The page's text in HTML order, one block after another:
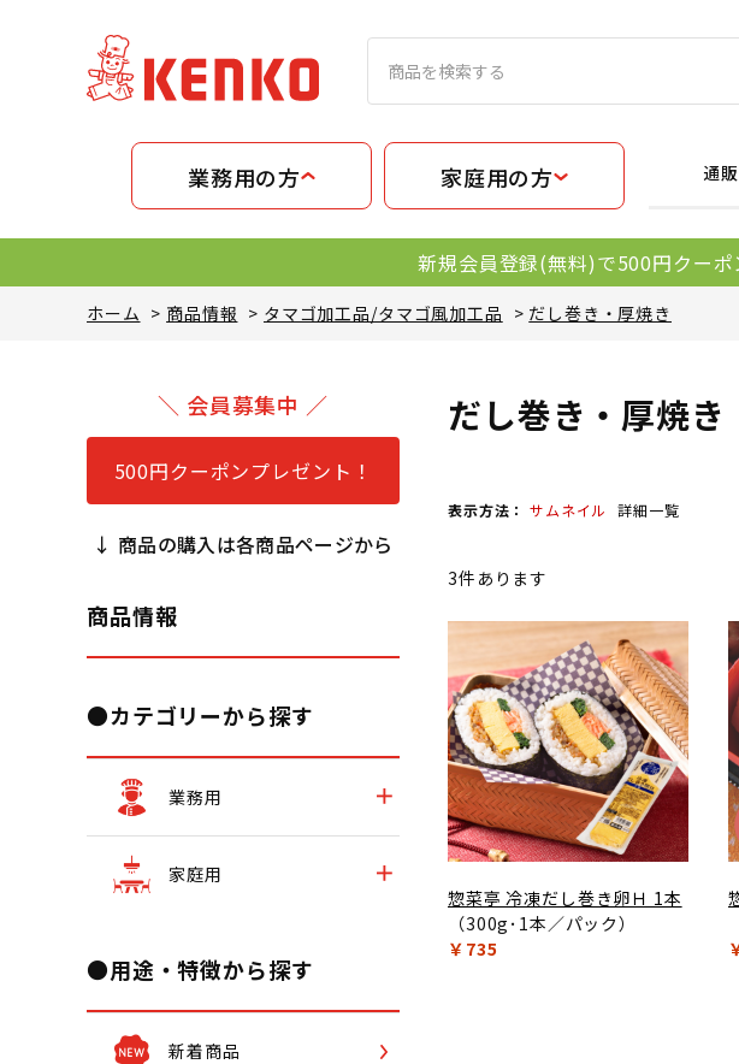
業務用の方 家庭用の方 通
新規会員登録(無料)で500円クー
ホーム > 商品情報 > タマゴ加工品/タマゴ風加工品 > だし巻き・厚焼き
＼ 会員募集中 ／
500円クーポンプレゼント！
↓ 商品の購入は各商品ページから
商品情報
●カテゴリーから探す
業務用
家庭用
●用途・特徴から探す
新着商品
だし巻き・厚焼き
表示方法： サムネイル 詳細一覧
3件あります
惣菜亭 冷凍だし巻き卵Ｈ 1本
（300g･1本／パック）
￥735